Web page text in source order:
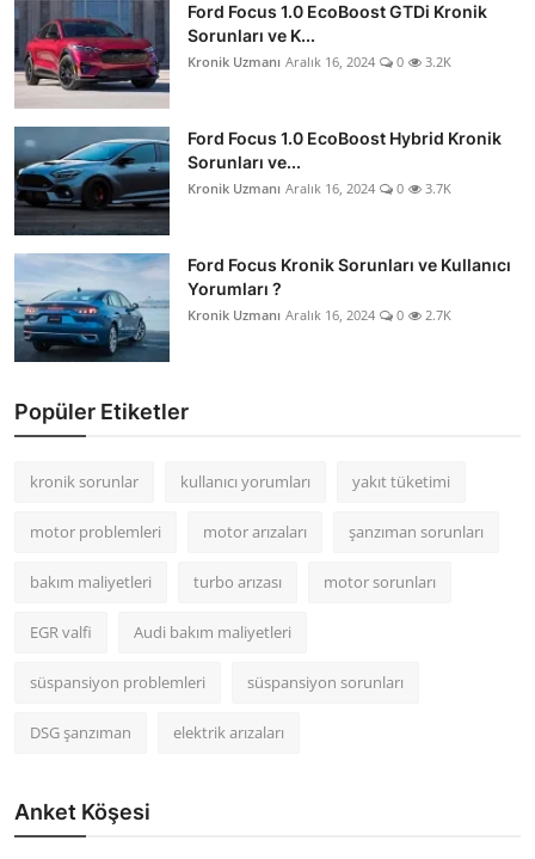
Ford Focus 1.0 EcoBoost GTDi Kronik
Sorunları ve K...
Kronik Uzmanı Aralık 16, 2024 0 3.2K
Ford Focus 1.0 EcoBoost Hybrid Kronik
Sorunları ve...
Kronik Uzmanı Aralık 16, 2024 0 3.7K
Ford Focus Kronik Sorunları ve Kullanıcı
Yorumları ?
Kronik Uzmanı Aralık 16, 2024 0 2.7K
Popüler Etiketler
kronik sorunlar kullanıcı yorumları yakıt tüketimi
motor problemleri motor arızaları şanzıman sorunları
bakım maliyetleri turbo arızası motor sorunları
EGR valfi Audi bakım maliyetleri
süspansiyon problemleri süspansiyon sorunları
DSG şanzıman elektrik arızaları
Anket Köşesi